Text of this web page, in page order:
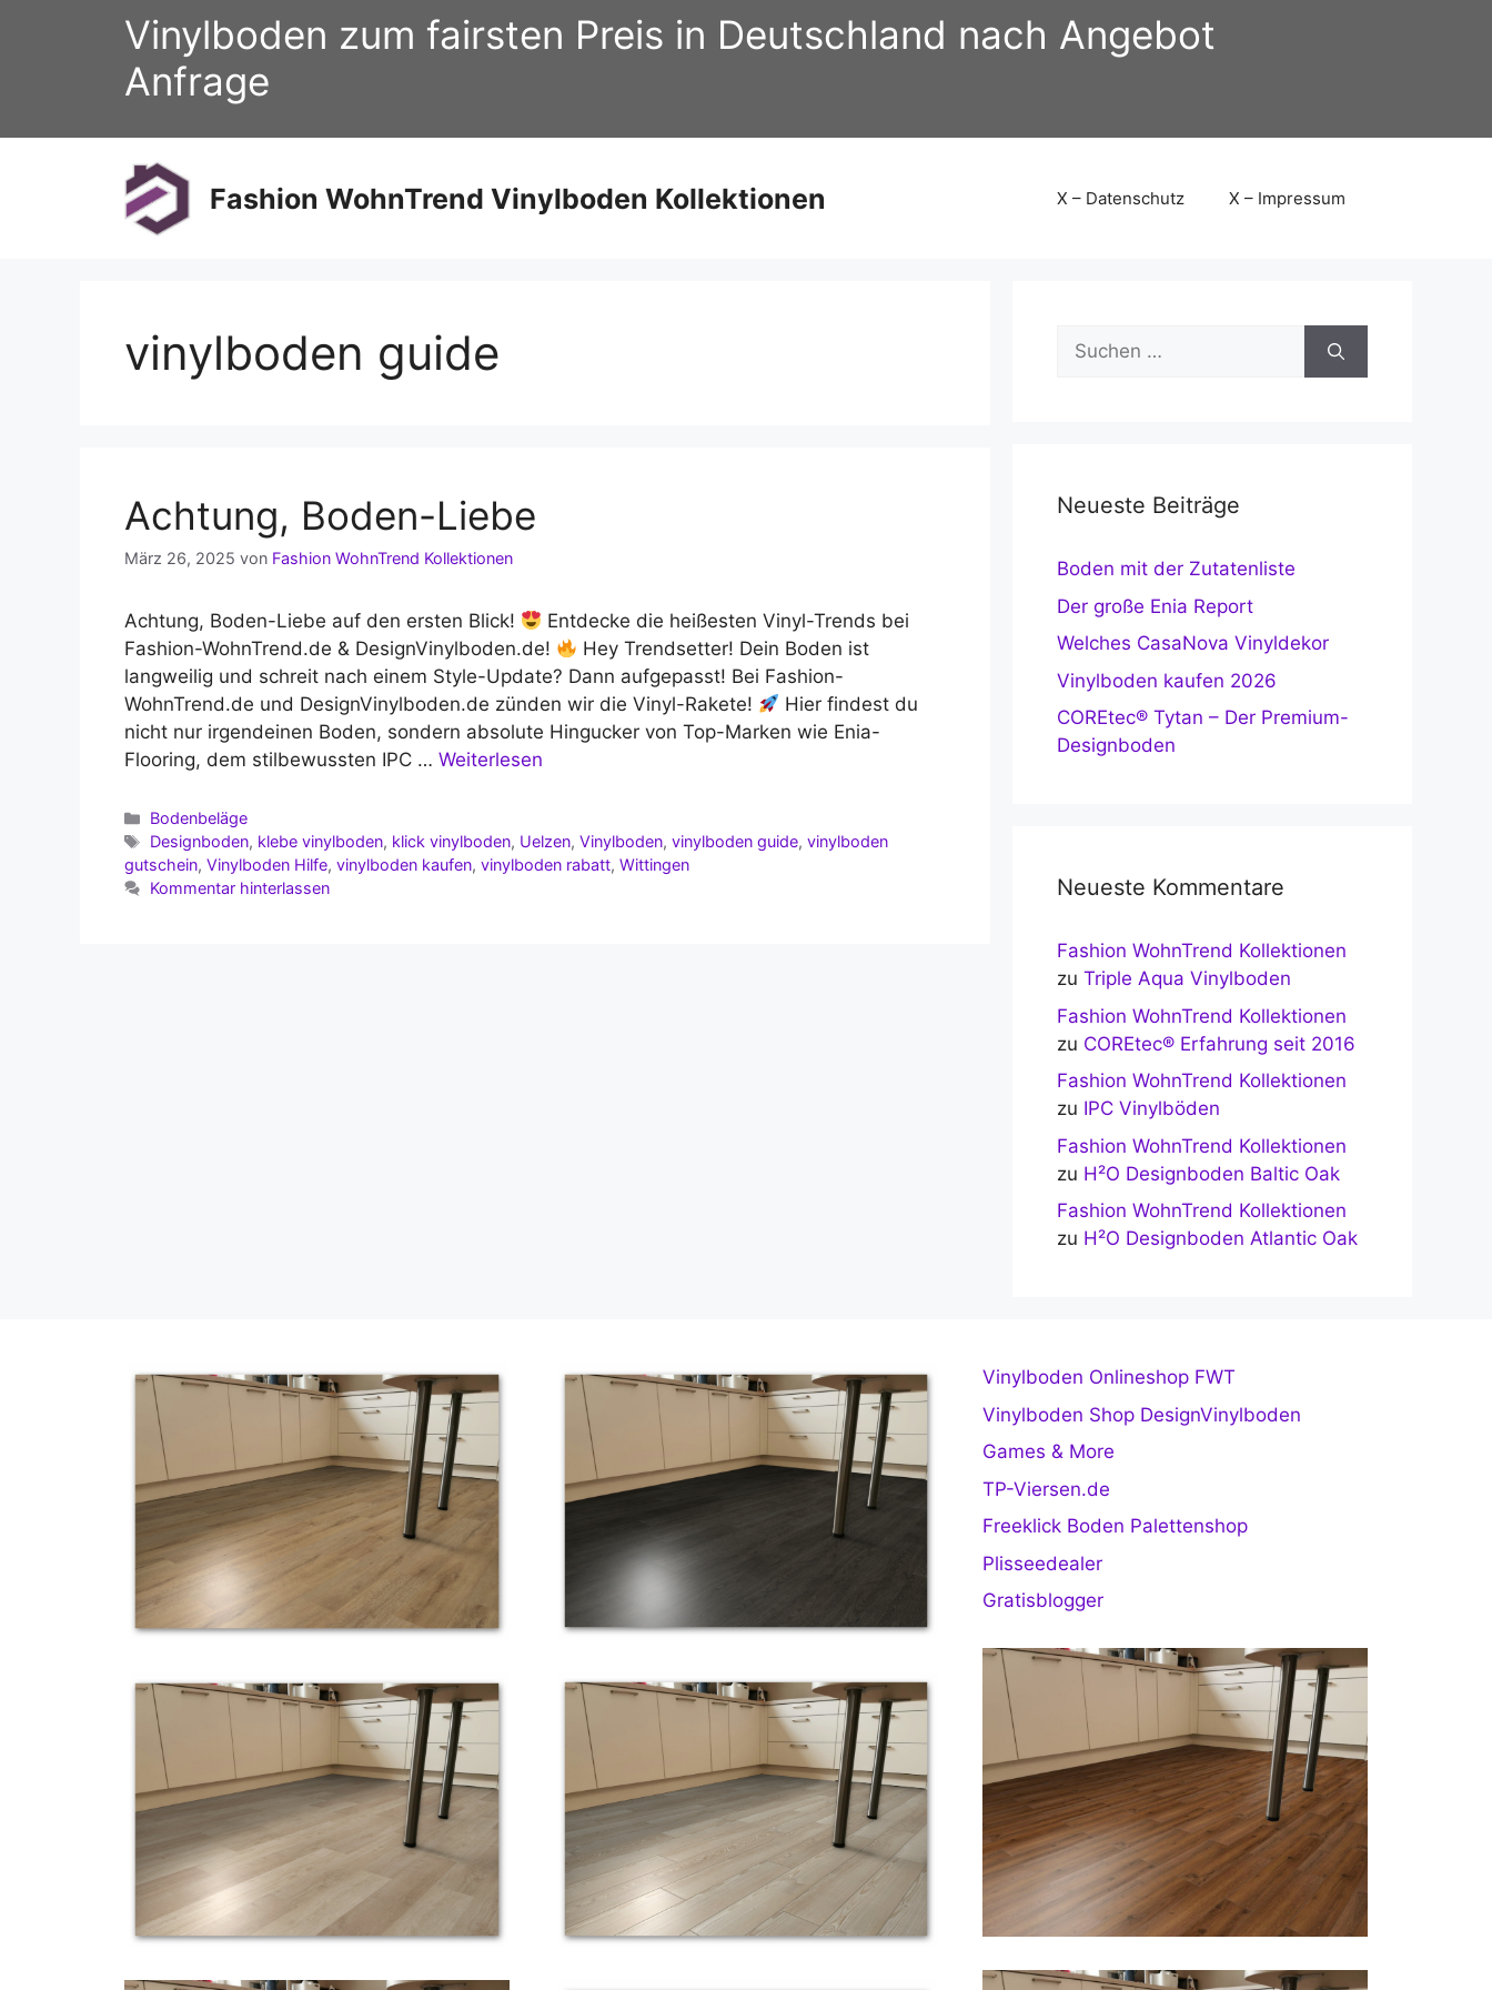
Vinylboden zum fairsten Preis in Deutschland nach Angebot
Anfrage
Fashion WohnTrend Vinylboden Kollektionen X – Datenschutz X – Impressum
vinylboden guide
Achtung, Boden-Liebe
März 26, 2025 von Fashion WohnTrend Kollektionen
Achtung, Boden-Liebe auf den ersten Blick!
Entdecke die heißesten Vinyl-Trends bei
Fashion-WohnTrend.de & DesignVinylboden.de!
Hey Trendsetter! Dein Boden ist
langweilig und schreit nach einem Style-Update? Dann aufgepasst! Bei Fashion-
WohnTrend.de und DesignVinylboden.de zünden wir die Vinyl-Rakete!
Hier findest du
nicht nur irgendeinen Boden, sondern absolute Hingucker von Top-Marken wie Enia-
Flooring, dem stilbewussten IPC … Weiterlesen
Kategorien
Bodenbeläge
Schlagwörter
Designboden, klebe vinylboden, klick vinylboden, Uelzen,Vinylboden,vinylboden guide,vinylboden
gutschein, Vinylboden Hilfe, vinylboden kaufen, vinylboden rabatt, Wittingen
Kommentar hinterlassen
Suchen
nach:
Neueste Beiträge
Boden mit der Zutatenliste
Der große Enia Report
Welches CasaNova Vinyldekor
Vinylboden kaufen 2026
COREtec® Tytan – Der Premium-
Designboden
Neueste Kommentare
Fashion WohnTrend Kollektionen
zu Triple Aqua Vinylboden
Fashion WohnTrend Kollektionen
zu COREtec® Erfahrung seit 2016
Fashion WohnTrend Kollektionen
zu IPC Vinylböden
Fashion WohnTrend Kollektionen
zu H²O Designboden Baltic Oak
Fashion WohnTrend Kollektionen
zu H²O Designboden Atlantic Oak
Vinylboden Onlineshop FWT
Vinylboden Shop DesignVinylboden
Games & More
TP-Viersen.de
Freeklick Boden Palettenshop
Plisseedealer
Gratisblogger